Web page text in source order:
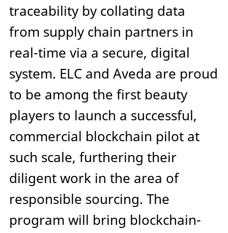
traceability by collating data
from supply chain partners in
real-time via a secure, digital
system. ELC and Aveda are proud
to be among the first beauty
players to launch a successful,
commercial blockchain pilot at
such scale, furthering their
diligent work in the area of
responsible sourcing. The
program will bring blockchain-